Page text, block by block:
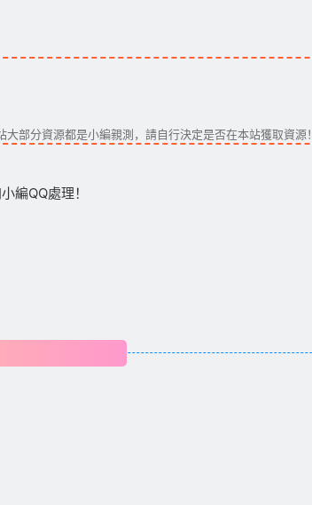
大部分資源都是小編親測，請自行決定是否在本站獲取資源！
編QQ處理！